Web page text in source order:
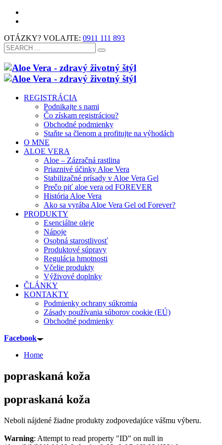
OTÁZKY? VOLAJTE: 0911 111 893
REGISTRÁCIA
Podnikajte s nami
Čo získam registráciou?
Obchodné podmienky
Staňte sa členom a profitujte na výhodách
O MNE
ALOE VERA
Aloe – Zázračná rastlina
Priaznivé účinky Aloe Vera
Stabilizačné prísady v Aloe Vera Gel
Prečo piť aloe vera od FOREVER
História Aloe Vera
Ako sa vyrába Aloe Vera Gel od Forever?
PRODUKTY
Esenciálne oleje
Nápoje
Osobná starostlivosť
Produktové súpravy
Regulácia hmotnosti
Včelie produkty
Výživové doplnky
ČLÁNKY
KONTAKTY
Podmienky ochrany súkromia
Zásady používania súborov cookie (EÚ)
Obchodné podmienky
Facebook
Home
popraskaná koža
popraskaná koža
Neboli nájdené žiadne produkty zodpovedajúce vášmu výberu.
Warning: Attempt to read property "ID" on null in